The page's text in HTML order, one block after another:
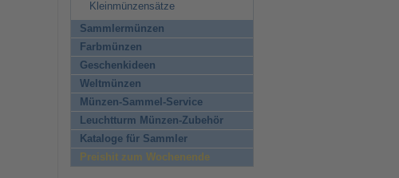
Kleinmünzensätze
Sammlermünzen
Farbmünzen
Geschenkideen
Weltmünzen
Münzen-Sammel-Service
Leuchtturm Münzen-Zubehör
Kataloge für Sammler
Preishit zum Wochenende